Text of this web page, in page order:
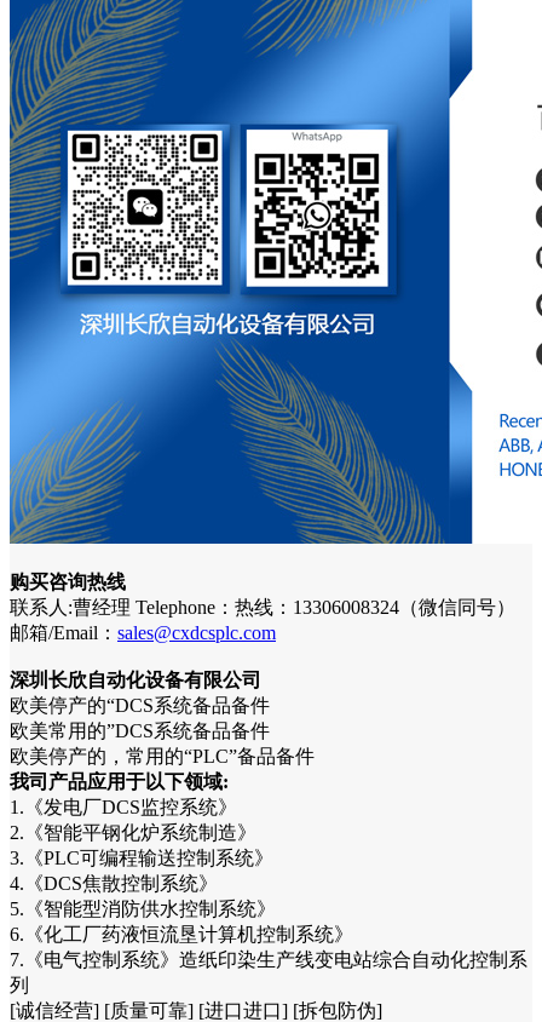
购买咨询热线
联系人:曹经理 Telephone：热线：13306008324（微信同号）
邮箱/Email： sales@cxdcsplc.com
深圳长欣自动化设备有限公司
欧美停产的“DCS系统备品备件
欧美常用的”DCS系统备品备件
欧美停产的，常用的“PLC”备品备件
我司产品应用于以下领域:
1.《发电厂DCS监控系统》
2.《智能平钢化炉系统制造》
3.《PLC可编程输送控制系统》
4.《DCS焦散控制系统》
5.《智能型消防供水控制系统》
6.《化工厂药液恒流垦计算机控制系统》
7.《电气控制系统》造纸印染生产线变电站综合自动化控制系
列
[诚信经营] [质量可靠] [进口进口] [拆包防伪]